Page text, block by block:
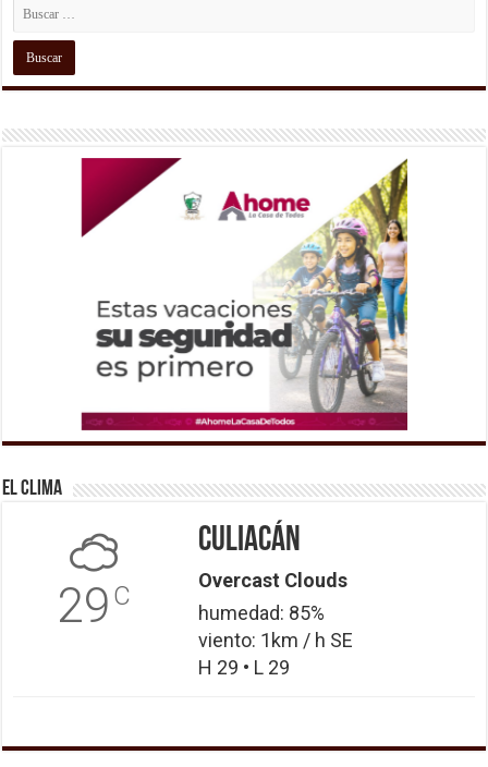
El Clima
29 C
Culiacán
Overcast Clouds
humedad: 85%
viento: 1km / h SE
H 29 • L 29